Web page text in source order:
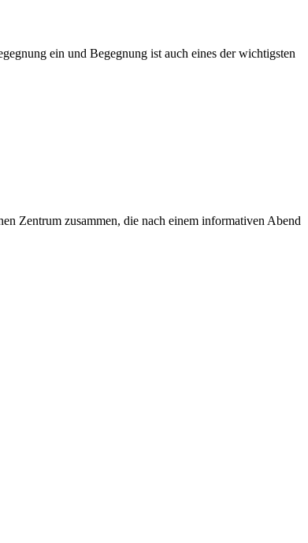
ein und Begegnung ist auch eines der wichtigsten
Zentrum zusammen, die nach einem informativen Abend